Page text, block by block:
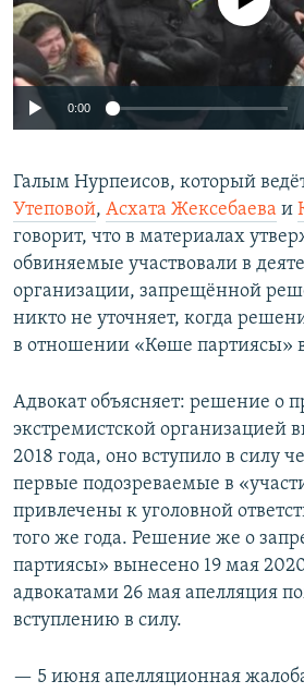
Auto 240p 360p
720p
0:00
Галым Нурпеисов, который
Утеповой, Асхата Жексебаева и
говорит, что в материалах
обвиняемые участвовали в
организации, запрещённой
никто не уточняет, когда
в отношении «Көше партиясы»
Адвокат объясняет: решение о
экстремистской организацией
2018 года, оно вступило в силу
первые подозреваемые в
привлечены к уголовной
того же года. Решение же о
партиясы» вынесено 19 мая
адвокатами 26 мая апелляция
вступлению в силу.
— 5 июня апелляционная